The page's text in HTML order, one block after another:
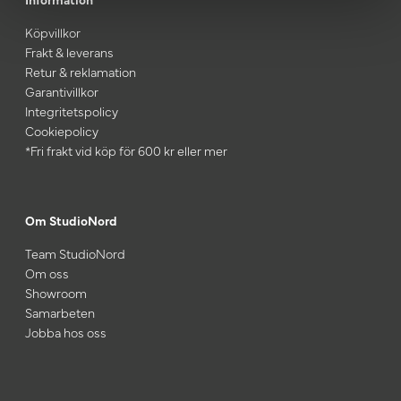
Köpvillkor
Frakt & leverans
Retur & reklamation
Garantivillkor
Integritetspolicy
Cookiepolicy
*Fri frakt vid köp för 600 kr eller mer
Om StudioNord
Team StudioNord
Om oss
Showroom
Samarbeten
Jobba hos oss